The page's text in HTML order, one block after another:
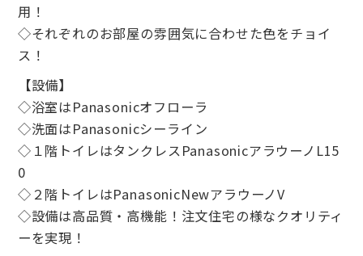
用！
◇それぞれのお部屋の雰囲気に合わせた色をチョイ
ス！
【設備】
◇浴室はPanasonicオフローラ
◇洗面はPanasonicシーライン
◇１階トイレはタンクレスPanasonicアラウーノL15
0
◇２階トイレはPanasonicNewアラウーノV
◇設備は高品質・高機能！注文住宅の様なクオリティ
ーを実現！